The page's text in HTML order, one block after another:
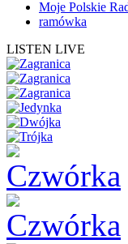
Moje Polskie
ramówka
LISTEN LIVE